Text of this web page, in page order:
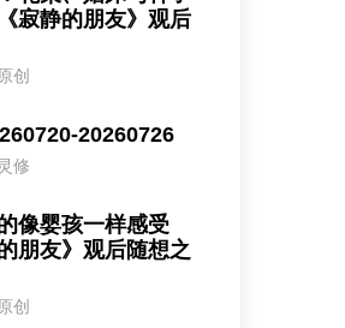
静的朋友》观后
创
20260726
修
像婴孩一样感受
友》观后随想之
创